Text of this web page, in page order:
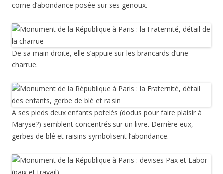
corne d’abondance posée sur ses genoux.
De sa main droite, elle s’appuie sur les brancards d’une
charrue.
A ses pieds deux enfants potelés (dodus pour faire plaisir à
Maryse?) semblent concentrés sur un livre. Derrière eux,
gerbes de blé et raisins symbolisent l’abondance.